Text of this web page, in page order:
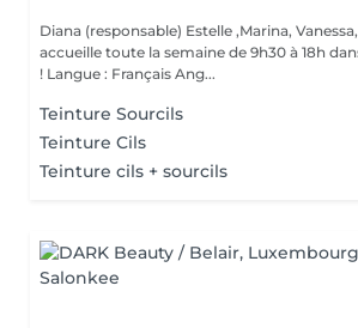
Diana (responsable) Estelle ,Marina,
accueille toute la semaine de 9h30 à 18h
! Langue : Français Ang...
Teinture Sourcils
Teinture Cils
Teinture cils + sourcils